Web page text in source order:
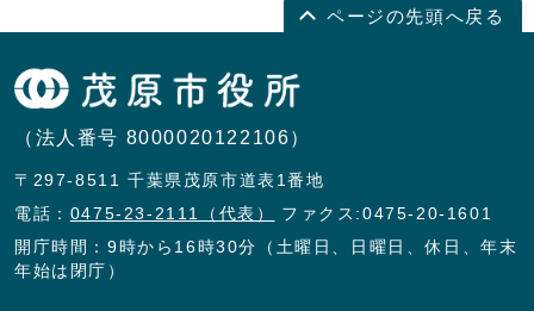
ページの先頭へ戻る
（法人番号 8000020122106）
〒297-8511 千葉県茂原市道表1番地
電話： 0475-23-2111（代表）
ファクス:0475-20-1601
開庁時間：9時から16時30分（土曜日、日曜日、休日、年末
年始は閉庁）